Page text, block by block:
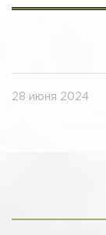
28 июня 2024